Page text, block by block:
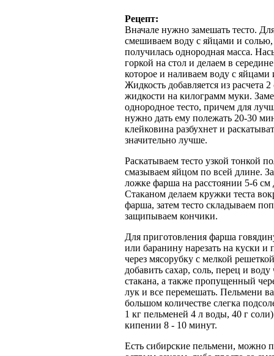
Рецепт:
Вначале нужно замешать тесто.
смешиваем воду с яйцами и
получилась однородная масса.
горкой на стол и делаем в
которое и наливаем воду с яйцами
Жидкость добавляется из расчета 2
жидкости на килограмм муки.
однородное тесто, причем для
нужно дать ему полежать 20-30
клейковина разбухнет и
значительно лучше.
Раскатываем тесто узкой тонкой
смазываем яйцом по всей длине.
ложке фарша на расстоянии 5-6 см
Стаканом делаем кружки теста
фарша, затем тесто складываем
защипываем кончики.
Для приготовления фарша
или баранину нарезать на куски и
через мясорубку с мелкой
добавить сахар, соль, перец и
стакана, а также пропущенный
лук и все перемешать. Пельмени
большом количестве слегка
1 кг пельменей 4 л воды, 40 г
кипении 8 - 10 минут.
Есть сибирские пельмени, можно